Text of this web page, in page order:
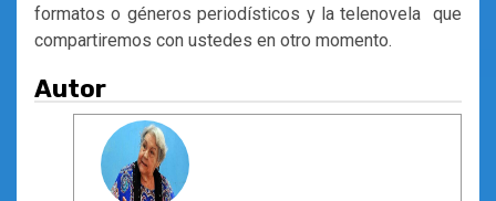
formatos o géneros periodísticos y la telenovela que
compartiremos con ustedes en otro momento.
Autor